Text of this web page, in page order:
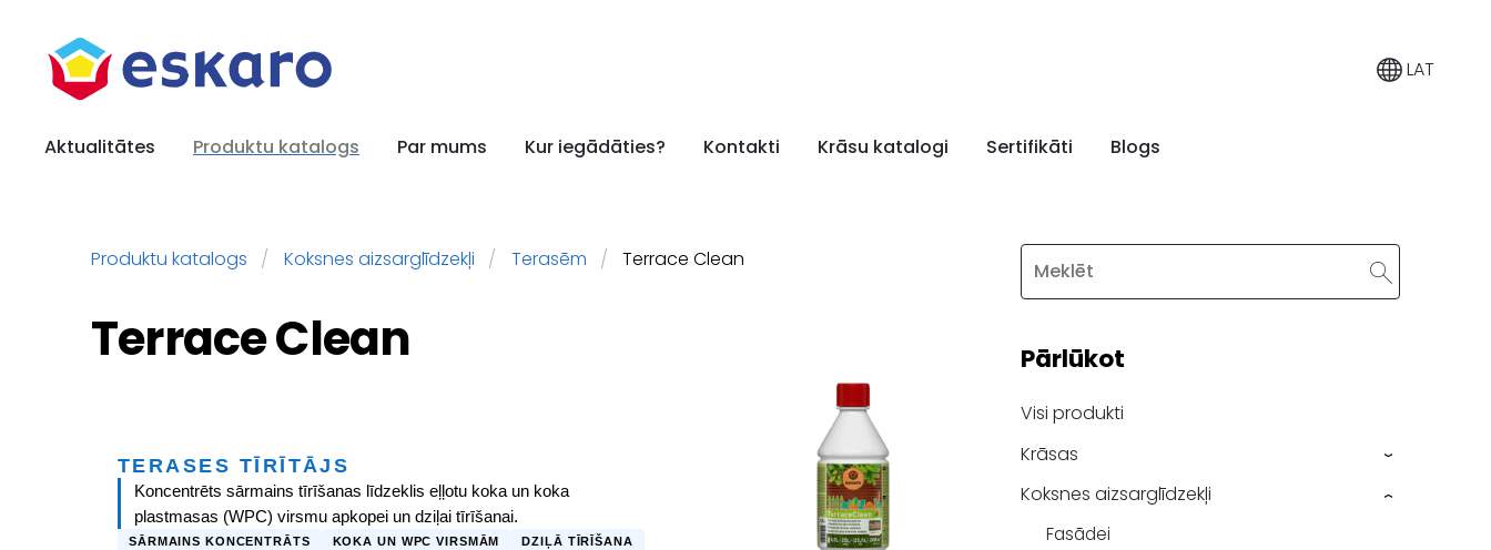
Aktualitātes Produktu katalogs Par mums Kur iegādāties? Kontakti Krāsu katalogi Sertifikāti Blogs
LAT
Pārlūkot
Visi produkti
Krāsas
›
Koksnes aizsarglīdzekļi
Fasādei
›
Produktu katalogs Koksnes aizsarglīdzekļi Terasēm Terrace Clean
Terrace Clean
TERASES TĪRĪTĀJS
Koncentrēts sārmains tīrīšanas līdzeklis eļļotu koka un koka
plastmasas (WPC) virsmu apkopei un dziļai tīrīšanai.
SĀRMAINS KONCENTRĀTS KOKA UN WPC VIRSMĀM
DZIĻĀ TĪRĪŠANA